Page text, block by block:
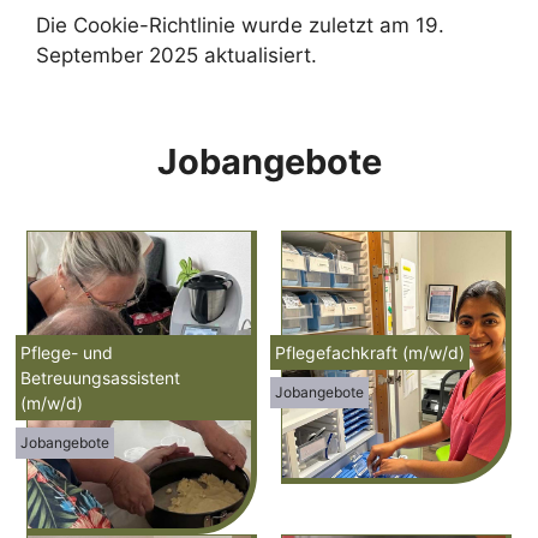
Die Cookie-Richtlinie wurde zuletzt am 19.
September 2025 aktualisiert.
Jobangebote
Pflege- und
Betreuungsassistent
(m/w/d)
Jobangebote
Pflegefachkraft (m/w/d)
Jobangebote